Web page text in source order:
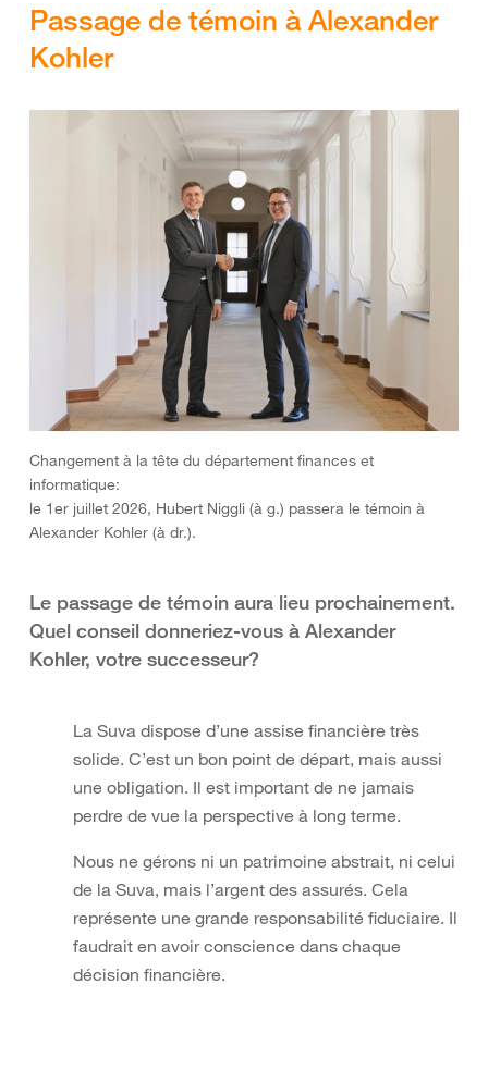
Passage de témoin à Alexander
Kohler
Changement à la tête du département finances et
informatique:
le 1er juillet 2026, Hubert Niggli (à g.) passera le témoin à
Alexander Kohler (à dr.).
Le passage de témoin aura lieu prochainement.
Quel conseil donneriez-vous à Alexander
Kohler, votre successeur?
La Suva dispose d’une assise financière très
solide. C’est un bon point de départ, mais aussi
une obligation. Il est important de ne jamais
perdre de vue la perspective à long terme.
Nous ne gérons ni un patrimoine abstrait, ni celui
de la Suva, mais l’argent des assurés. Cela
représente une grande responsabilité fiduciaire. Il
faudrait en avoir conscience dans chaque
décision financière.